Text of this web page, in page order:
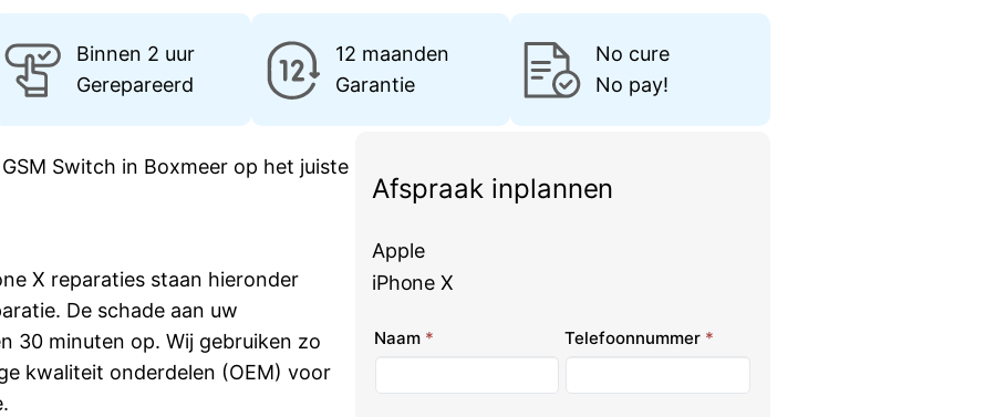
Binnen 2 uur
Gerepareerd
12 maanden
Garantie
No cure
No pay!
Switch in Boxmeer op het juiste
X reparaties staan hieronder
De schade aan uw
30 minuten op. Wij gebruiken zo
kwaliteit onderdelen (OEM) voor
Afspraak inplannen
Apple
iPhone X
Naam * Telefoonnummer *